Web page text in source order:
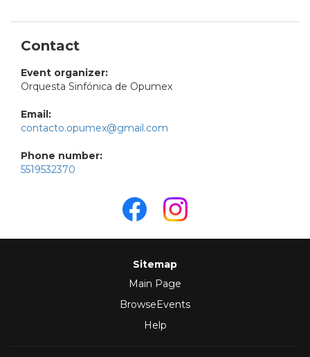
Contact
Event organizer:
Orquesta Sinfónica de Opumex
Email:
contacto.opumex@gmail.com
Phone number:
5519532370
Sitemap
Main Page
BrowseEvents
Help